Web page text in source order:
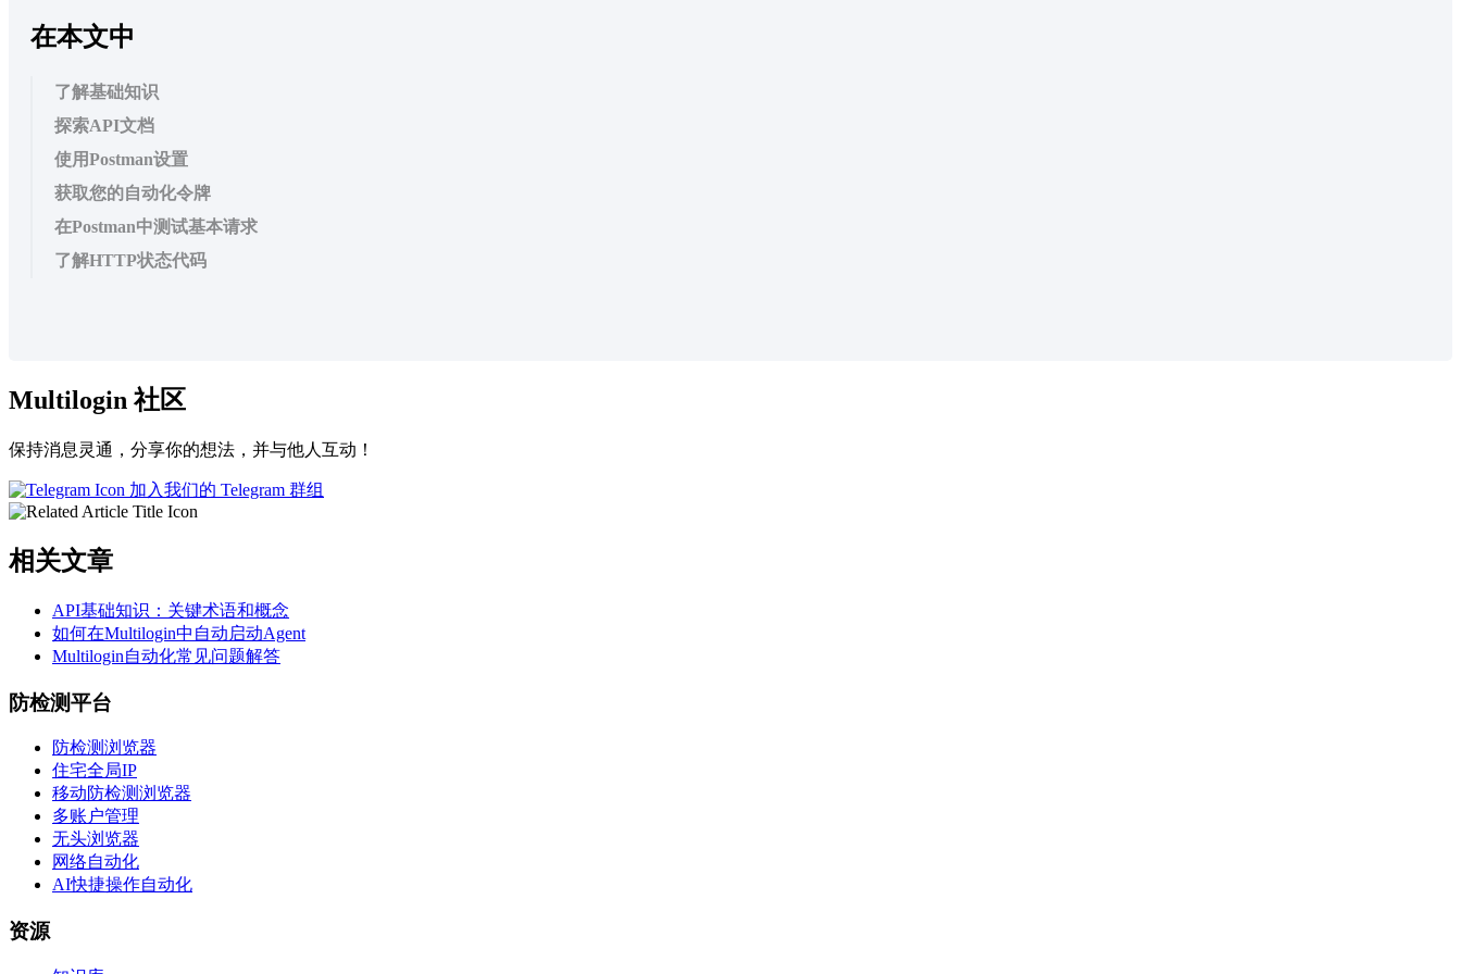
在本文中
了解基础知识
探索API文档
使用Postman设置
获取您的自动化令牌
在Postman中测试基本请求
了解HTTP状态代码
Multilogin 社区
保持消息灵通，分享你的想法，并与他人互动！
加入我们的 Telegram 群组
相关文章
API基础知识：关键术语和概念
如何在Multilogin中自动启动Agent
Multilogin自动化常见问题解答
防检测平台
防检测浏览器
住宅全局IP
移动防检测浏览器
多账户管理
无头浏览器
网络自动化
AI快捷操作自动化
资源